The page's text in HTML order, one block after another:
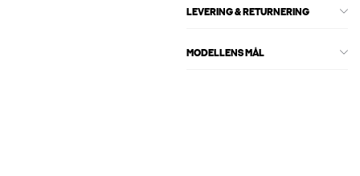
LEVERING & RETURNERING
MODELLENS MÅL